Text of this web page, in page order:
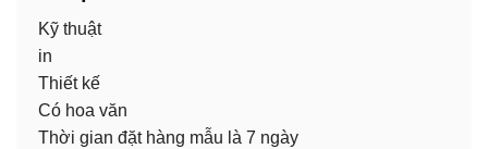
Kỹ thuật
in
Thiết kế
Có hoa văn
Thời gian đặt hàng mẫu là 7 ngày